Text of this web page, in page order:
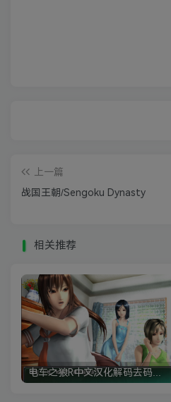
上一篇
战国王朝/Sengoku Dynasty
相关推荐